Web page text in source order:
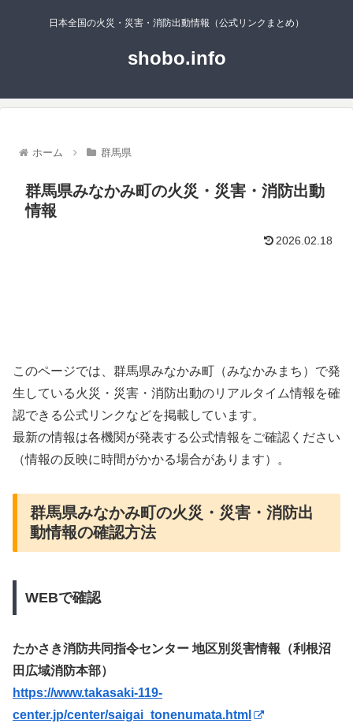
日本全国の火災・災害・消防出動情報（公式リンクまとめ）
shobo.info
ホーム 群馬県
群馬県みなかみ町の火災・災害・消防出動
情報
2026.02.18
このページでは、群馬県みなかみ町（みなかみまち）で発
生している火災・災害・消防出動のリアルタイム情報を確
認できる公式リンクなどを掲載しています。
最新の情報は各機関が発表する公式情報をご確認ください
（情報の反映に時間がかかる場合があります）。
群馬県みなかみ町の火災・災害・消防出
動情報の確認方法
WEBで確認
たかさき消防共同指令センター 地区別災害情報（利根沼
田広域消防本部）
https://www.takasaki-119-
center.jp/center/saigai_tonenumata.html